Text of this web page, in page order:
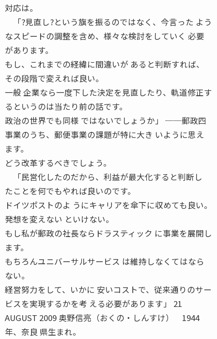
対応は。
「?見直し?という旗を振るのではなく、今言った よう
なスピードの調整を含め、様々な検討をしていく 必要
があります。
もし、これまでの経緯に間違いが あると判断すれば、
その段階で変えれば良い。
一般 企業なら一度下した決定を見直したり、軌道修正す
るというのは当たり前の話です。
政治の世界でも同様 ではないでしょうか」 ──郵政四
事業のうち、郵便事業の課題が特に大き いように思え
ます。
どう改革するべきでしょう。
「民営化したのだから、利益が最大化すると判断し
たことを何でもやれば良いのです。
ドイツポストのよ うにキャリアを傘下に収めても良い。
発想を変えない といけない。
もし私が郵政の社長ならドラスティック に事業を展開し
ます。
もちろんユニバーサルサービス は維持しなくてはなら
ない。
経営努力をして、いかに 安いコストで、従来通りのサー
ビスを実現するかを考 える必要があります」 21
AUGUST 2009 奥野信亮（おくの・しんすけ） 1944
年、奈良 県生まれ。